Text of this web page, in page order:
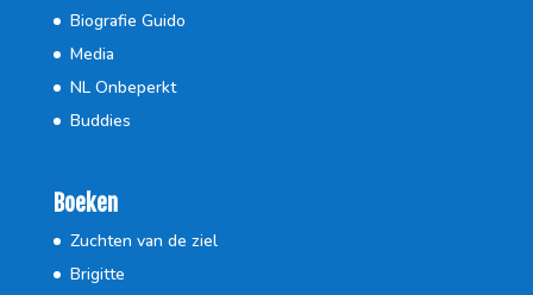
Biografie Guido
Media
NL Onbeperkt
Buddies
Boeken
Zuchten van de ziel
Brigitte